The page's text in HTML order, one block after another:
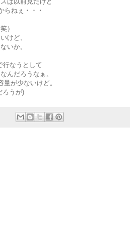
らねぇ・・・
）
けど、
いか。
行なうとして
んだろうなぁ。
が少ないけど。
ろうが)